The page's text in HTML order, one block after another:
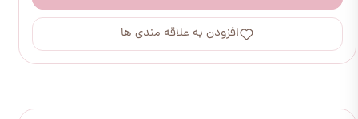
افزودن به علاقه مندی ها